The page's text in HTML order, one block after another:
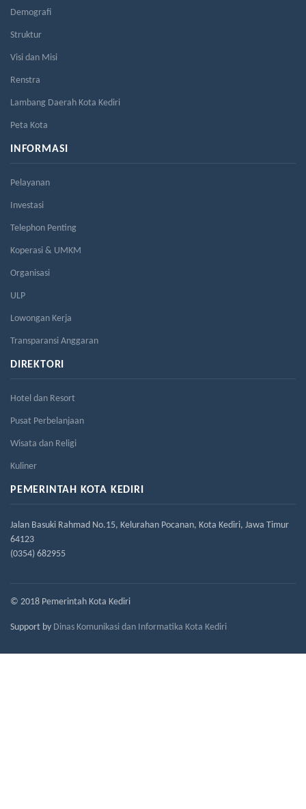
Demografi
Struktur
Visi dan Misi
Renstra
Lambang Daerah Kota Kediri
Peta Kota
INFORMASI
Pelayanan
Investasi
Telephon Penting
Koperasi & UMKM
Organisasi
ULP
Lowongan Kerja
Transparansi Anggaran
DIREKTORI
Hotel dan Resort
Pusat Perbelanjaan
Wisata dan Religi
Kuliner
PEMERINTAH KOTA KEDIRI
Jalan Basuki Rahmad No.15, Kelurahan Pocanan, Kota Kediri, Jawa Timur
64123
(0354) 682955
© 2018 Pemerintah Kota Kediri
Support by Dinas Komunikasi dan Informatika Kota Kediri